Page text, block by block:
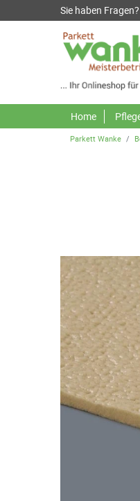
Sie haben Fragen?
Home
Parkett Wanke